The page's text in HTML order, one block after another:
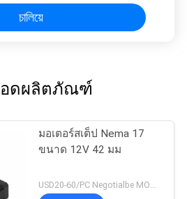
চালিয়ে
ดผลิตภัณฑ์
มอเตอร์สเต็ป Nema 17
ขนาด 12V 42 มม